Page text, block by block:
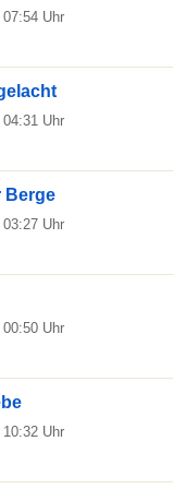
Uhr
Uhr
Berge
Uhr
Uhr
Uhr